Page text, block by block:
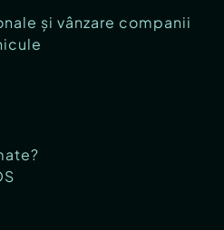
și vânzare companii